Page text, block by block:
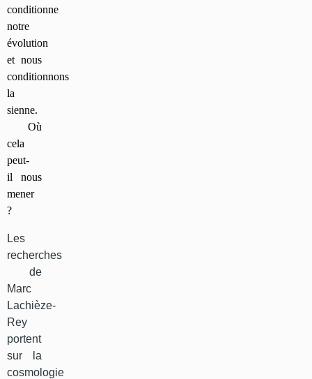
conditionne
notre
évolution
et nous
conditionnons
la
sienne.
Où
cela
peut-
il nous
mener
?
Les
recherches
de
Marc
Lachièze-
Rey
portent
sur la
cosmologie